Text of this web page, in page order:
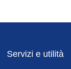
Servizi e utilità